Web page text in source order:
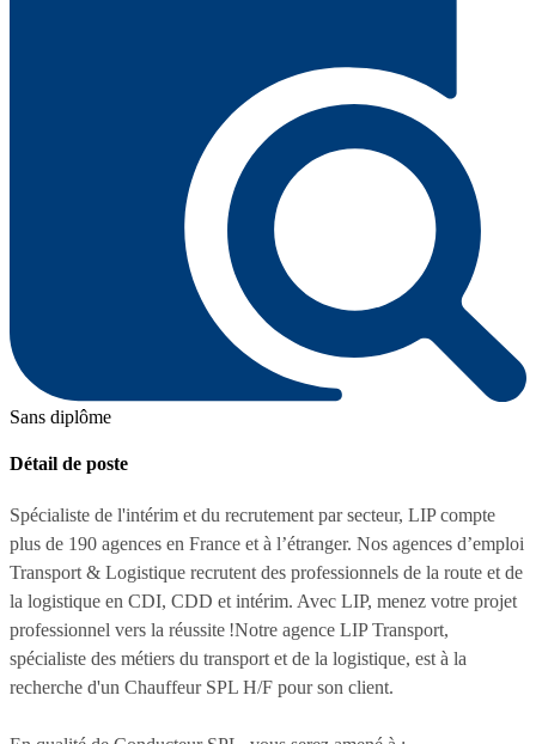
Sans diplôme
Détail de poste
Spécialiste de l'intérim et du recrutement par secteur, LIP compte
plus de 190 agences en France et à l’étranger. Nos agences d’emploi
Transport & Logistique recrutent des professionnels de la route et de
la logistique en CDI, CDD et intérim. Avec LIP, menez votre projet
professionnel vers la réussite !Notre agence LIP Transport,
spécialiste des métiers du transport et de la logistique, est à la
recherche d'un Chauffeur SPL H/F pour son client.